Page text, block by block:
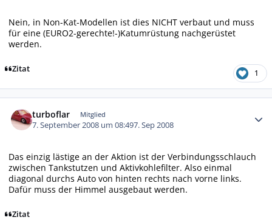
Nein, in Non-Kat-Modellen ist dies NICHT verbaut und muss
für eine (EURO2-gerechte!-)Katumrüstung nachgerüstet
werden.
Zitat 1
turboflar Mitglied
7. September 2008 um 08:497. Sep 2008
Das einzig lästige an der Aktion ist der Verbindungsschlauch
zwischen Tankstutzen und Aktivkohlefilter. Also einmal
diagonal durchs Auto von hinten rechts nach vorne links.
Dafür muss der Himmel ausgebaut werden.
Zitat